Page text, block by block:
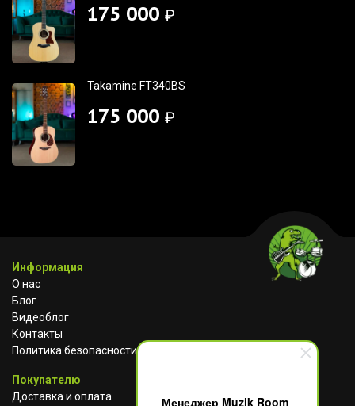
Менеджер Muzik Room
175 000 ₽
Takamine FT340BS
175 000 ₽
Информация
О нас
Блог
Видеоблог
Контакты
Политика безопасности
Покупателю
Доставка и оплата